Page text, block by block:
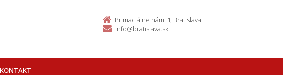
Primaciálne nám. 1, Bratislava
info@bratislava.sk
KONTAKT